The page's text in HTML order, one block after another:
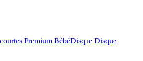
Premium BébéDisque Disque